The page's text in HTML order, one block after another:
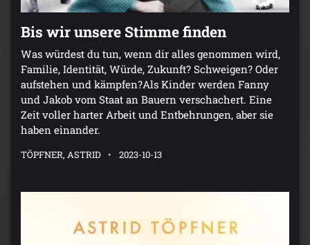
Bis wir unsere Stimme finden
Was würdest du tun, wenn dir alles genommen wird,
Familie, Identität, Würde, Zukunft? Schweigen? Oder
aufstehen und kämpfen?Als Kinder werden Fanny
und Jakob vom Staat an Bauern verschachert. Eine
Zeit voller harter Arbeit und Entbehrungen, aber sie
haben einander.
TÖPFNER, ASTRID 2023-10-13